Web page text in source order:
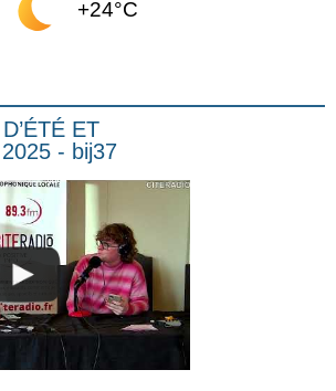
+24°C
ET
- bij37